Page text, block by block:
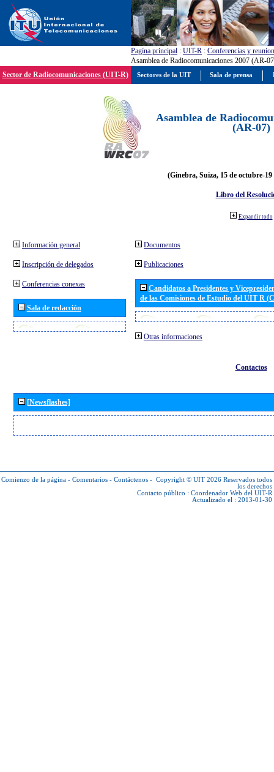
Pagína principal : UIT-R : Conferencias y
Asamblea de Radiocomunicaciones 2007 (AR-
Sector de Radiocomunicaciones (UIT-R)
Asamblea de
(AR-07)
(Ginebra, Suiza, 15 de octubre-19
Libro del
Expandir todo
Información general
Inscripción de delegados
Conferencias conexas
Sala de redacción
Documentos
Publicaciones
Candidatos a Presidentes y
de las Comisiones de Estudio del UIT R
Otras informaciones
Contactos
[Newsflashes]
Comienzo de la página - Comentarios - Contáctenos - Copyright © UIT 2026 Reservados todos
los derechos
Contacto público : Coordenador Web del UIT-R
Actualizado el : 2013-01-30
Sectores de la UIT Sala de prensa